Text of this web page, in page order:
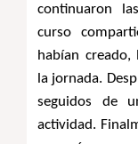
continuaron
curso
habían
la jornada.
seguidos de
actividad.